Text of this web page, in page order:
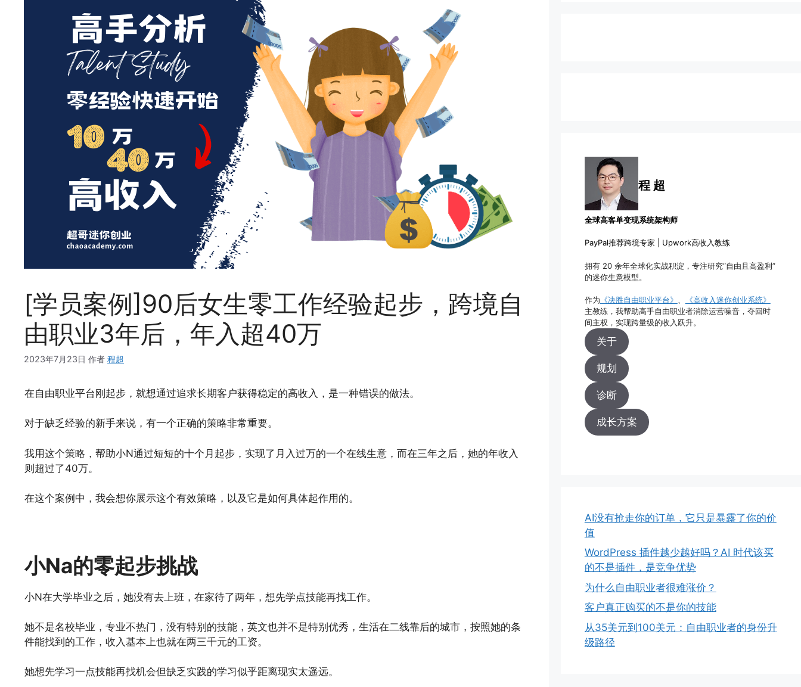
[学员案例]90后女生零工作经验起步，跨境自
由职业3年后，年入超40万
2023年7月23日 作者 程超
在自由职业平台刚起步，就想通过追求长期客户获得稳定的高收入，是一种错误的做法。
对于缺乏经验的新手来说，有一个正确的策略非常重要。
我用这个策略，帮助小N通过短短的十个月起步，实现了月入过万的一个在线生意，而在三年之后，她的年收入
则超过了40万。
在这个案例中，我会想你展示这个有效策略，以及它是如何具体起作用的。
小Na的零起步挑战
小N在大学毕业之后，她没有去上班，在家待了两年，想先学点技能再找工作。
她不是名校毕业，专业不热门，没有特别的技能，英文也并不是特别优秀，生活在二线靠后的城市，按照她的条
件能找到的工作，收入基本上也就在两三千元的工资。
她想先学习一点技能再找机会但缺乏实践的学习似乎距离现实太遥远。
程 超
全球高客单变现系统架构师
PayPal推荐跨境专家 | Upwork高收入教练
拥有 20 余年全球化实战积淀，专注研究“自由且高盈利”
的迷你生意模型。
作为 《决胜自由职业平台》
《高收入迷你创业系统》
主教练，我帮助高手自由职业者消除运营噪音，夺回时
间主权，实现跨量级的收入跃升。
关于
规划
诊断
成长方案
AI没有抢走你的订单，它只是暴露了你的价
值
WordPress 插件越少越好吗？AI 时代该买
的不是插件，是竞争优势
为什么自由职业者很难涨价？
客户真正购买的不是你的技能
从35美元到100美元：自由职业者的身份升
级路径